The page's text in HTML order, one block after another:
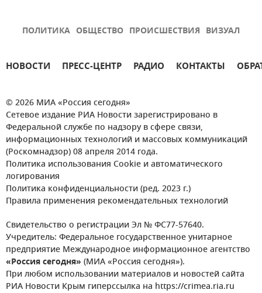
ПОЛИТИКА ОБЩЕСТВО ПРОИСШЕСТВИЯ ВИЗУАЛ
НОВОСТИ ПРЕСС-ЦЕНТР РАДИО КОНТАКТЫ
© 2026 МИА «Россия сегодня»
Сетевое издание РИА Новости зарегистрировано в
Федеральной службе по надзору в сфере связи,
информационных технологий и массовых коммуникаций
(Роскомнадзор) 08 апреля 2014 года.
Политика использования Cookie и автоматического
логирования
Политика конфиденциальности (ред. 2023 г.)
Правила применения рекомендательных технологий
Свидетельство о регистрации Эл № ФС77-57640.
Учредитель: Федеральное государственное унитарное
предприятие Международное информационное агентство
«Россия сегодня» (МИА «Россия сегодня»).
При любом использовании материалов и новостей сайта
РИА Новости Крым гиперссылка на https://crimea.ria.ru